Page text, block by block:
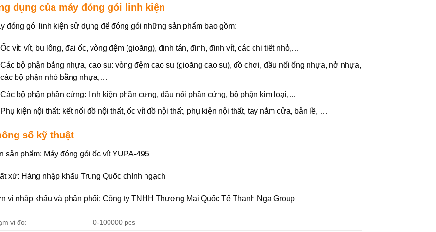
dụng của máy đóng gói linh kiện
đóng gói linh kiện sử dụng để đóng gói những sản phẩm bao gồm:
Ốc vít: vít, bu lông, đai ốc, vòng đệm (gioăng), đinh tán, đinh, đinh vít, các chi tiết nhỏ,…
Các bộ phận bằng nhựa, cao su: vòng đệm cao su (gioăng cao su), đồ chơi, đầu nối ống nhựa, nở nhựa,
các bộ phận nhỏ bằng nhựa,…
Các bộ phận phần cứng: linh kiện phần cứng, đầu nối phần cứng, bộ phận kim loại,…
Phụ kiện nội thất: kết nối đồ nội thất, ốc vít đồ nội thất, phụ kiện nội thất, tay nắm cửa, bản lề, …
số kỹ thuật
sản phẩm: Máy đóng gói ốc vít YUPA-495
xứ: Hàng nhập khẩu Trung Quốc chính ngạch
vị nhập khẩu và phân phối: Công ty TNHH Thương Mại Quốc Tế Thanh Nga Group
vi đo: 0-100000 pcs